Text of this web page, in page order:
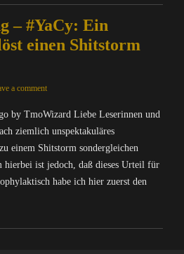
– #YaCy: Ein
einen Shitstorm
a comment
by TmoWizard Liebe Leserinnen und
ziemlich unspektakuläres
einem Shitstorm sondergleichen
hierbei ist jedoch, daß dieses Urteil für
habe ich hier zuerst den